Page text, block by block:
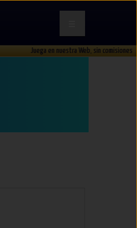
Juega en nuestra Web, sin comisiones